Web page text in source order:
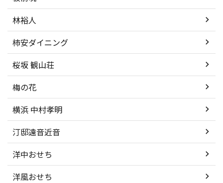
林裕人
柿安ダイニング
桜坂 観山荘
梅の花
横浜 中村孝明
汀邸遠音近音
洋中おせち
洋風おせち